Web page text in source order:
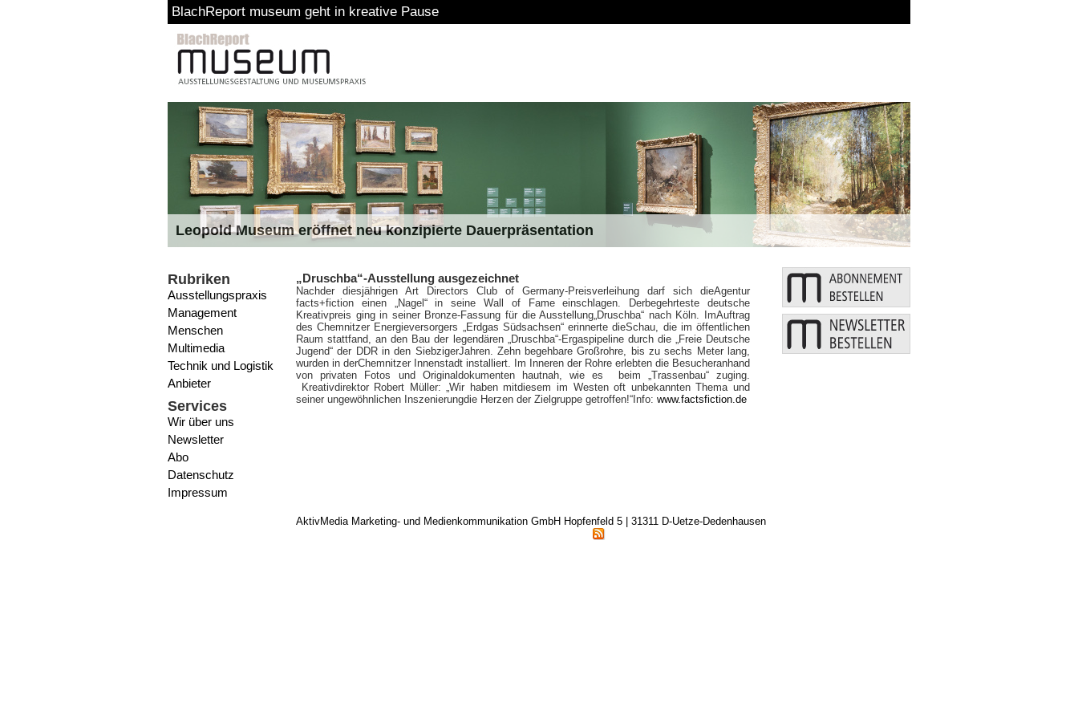
BlachReport museum geht in kreative Pause
Leopold Museum eröffnet neu konzipierte Dauerpräsentation
Rubriken
Ausstellungspraxis
Management
Menschen
Multimedia
Technik und Logistik
Anbieter
Services
Wir über uns
Newsletter
Abo
Datenschutz
Impressum
„Druschba“-Ausstellung ausgezeichnet
Nachder diesjährigen Art Directors Club of Germany-Preisverleihung darf sich dieAgentur
facts+fiction einen „Nagel“ in seine Wall of Fame einschlagen. Derbegehrteste deutsche
Kreativpreis ging in seiner Bronze-Fassung für die Ausstellung„Druschba“ nach Köln. ImAuftrag
des Chemnitzer Energieversorgers „Erdgas Südsachsen“ erinnerte dieSchau, die im öffentlichen
Raum stattfand, an den Bau der legendären „Druschba“-Ergaspipeline durch die „Freie Deutsche
Jugend“ der DDR in den SiebzigerJahren. Zehn begehbare Großrohre, bis zu sechs Meter lang,
wurden in derChemnitzer Innenstadt installiert. Im Inneren der Rohre erlebten die Besucheranhand
von privaten Fotos und Originaldokumenten hautnah, wie es beim „Trassenbau“ zuging.
Kreativdirektor Robert Müller: „Wir haben mitdiesem im Westen oft unbekannten Thema und
seiner ungewöhnlichen Inszenierungdie Herzen der Zielgruppe getroffen!“Info: www.factsfiction.de
AktivMedia Marketing- und Medienkommunikation GmbH Hopfenfeld 5 | 31311 D-Uetze-Dedenhausen